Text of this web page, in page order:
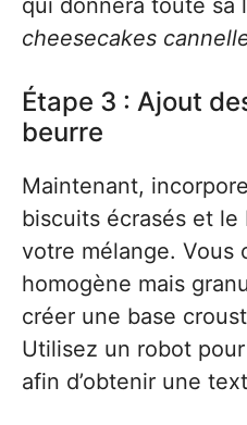
qui donnera toute sa
cheesecakes
Étape 3 : Ajout
beurre
Maintenant,
biscuits écrasés et
votre mélange. Vous
homogène mais
créer une base
Utilisez un robot
afin d’obtenir une